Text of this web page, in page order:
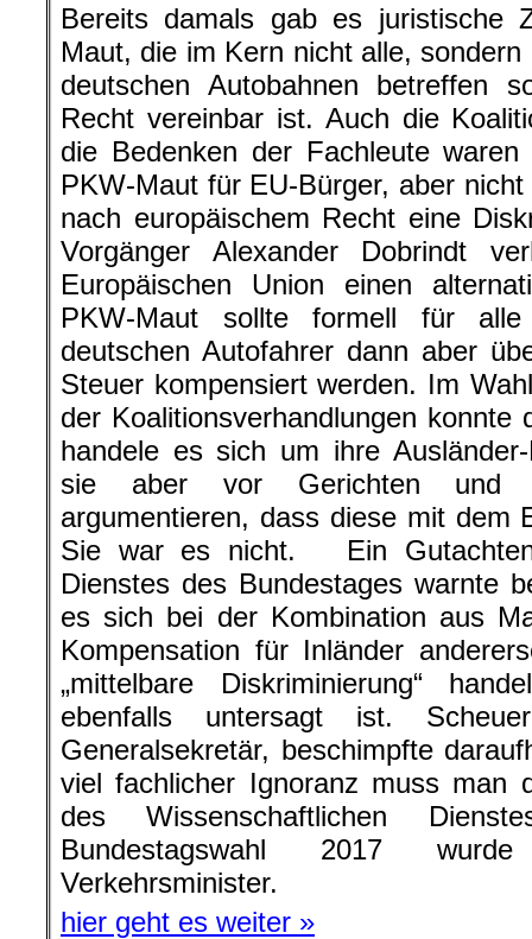
Bereits damals gab es juristische
Maut, die im Kern nicht alle,
deutschen Autobahnen betreffen
Recht vereinbar ist. Auch die
die Bedenken der Fachleute
PKW-Maut für EU-Bürger, aber
nach europäischem Recht eine
Vorgänger Alexander Dobrindt
Europäischen Union einen
PKW-Maut sollte formell für
deutschen Autofahrer dann aber
Steuer kompensiert werden. Im
der Koalitionsverhandlungen
handele es sich um ihre
sie aber vor Gerichten und
argumentieren, dass diese mit dem
Sie war es nicht. Ein Gutachten
Dienstes des Bundestages warnte
es sich bei der Kombination aus
Kompensation für Inländer
„mittelbare Diskriminierung“
ebenfalls untersagt ist.
Generalsekretär, beschimpfte
viel fachlicher Ignoranz muss man
des Wissenschaftlichen
Bundestagswahl 2017
Verkehrsminister.
hier geht es weiter »